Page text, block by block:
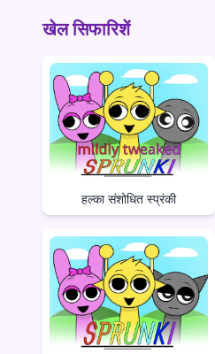
खेल सिफारिशें
हल्का संशोधित स्प्रंकी